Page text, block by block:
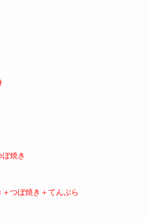
焼き
つぼ焼き＋てんぷら